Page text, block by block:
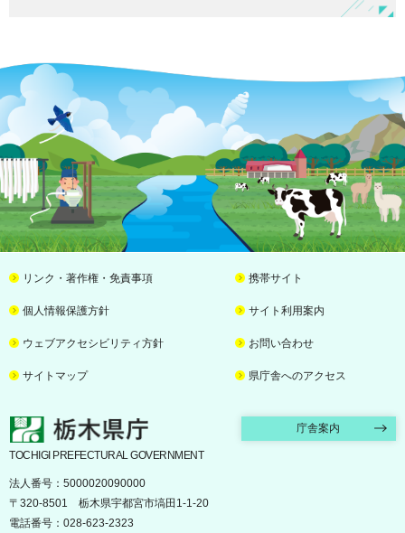
リンク・著作権・免責事項 携帯サイト
個人情報保護方針 サイト利用案内
ウェブアクセシビリティ方針 お問い合わせ
サイトマップ 県庁舎へのアクセス
栃木県庁 庁舎案内
TOCHIGI PREFECTURAL GOVERNMENT
法人番号：5000020090000
〒320-8501 栃木県宇都宮市塙田1-1-20
電話番号：028-623-2323